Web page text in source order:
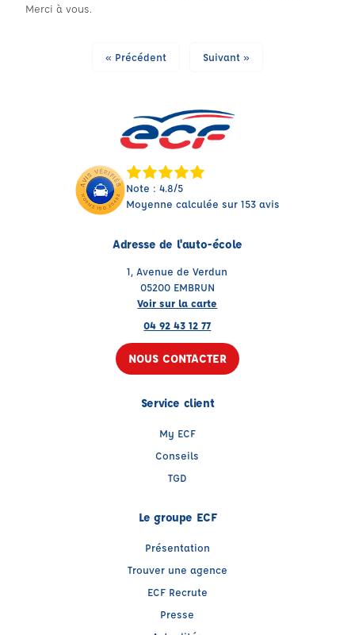
Merci à vous.
« Précédent Suivant »
Note : 4.8/5
Moyenne calculée sur 153 avis
Adresse de l'auto-école
1, Avenue de Verdun
05200 EMBRUN
Voir sur la carte
04 92 43 12 77
NOUS CONTACTER
Service client
My ECF
Conseils
TGD
Le groupe ECF
Présentation
Trouver une agence
ECF Recrute
Presse